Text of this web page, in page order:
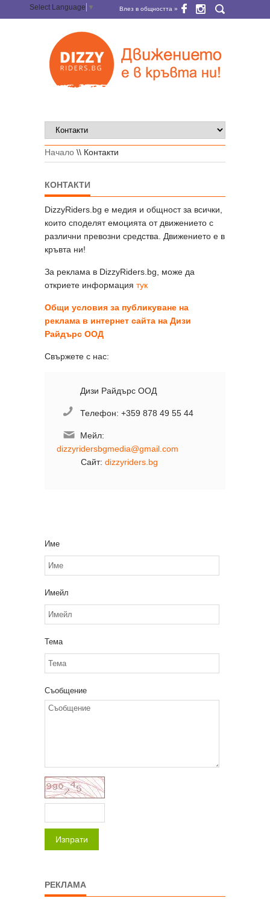
Select Language ▼ Влез в общността »
Начало \\ Контакти
КОНТАКТИ
DizzyRiders.bg е медия и общност за всички,
които споделят емоцията от движението с
различни превозни средства. Движението е в
кръвта ни!
За реклама в DizzyRiders.bg, може да
откриете информация тук
Общи условия за публикуване на
реклама в интернет сайтa на Дизи
Райдърс ООД
Свържете с нас:
Дизи Райдърс ООД
Телефон: +359 878 49 55 44
Мейл:
dizzyridersbgmedia@gmail.com
Сайт: dizzyriders.bg
Име
Имейл
Тема
Съобщение
Изпрати
РЕКЛАМА